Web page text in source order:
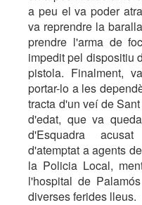
a peu el va poder
va reprendre la
prendre l'arma de
impedit pel dispositiu
pistola. Finalment,
portar-lo a les
tracta d'un veí de
d'edat, que va
d'Esquadra
d'atemptat a agents
la Policia Local,
l'hospital de
diverses ferides lleus.